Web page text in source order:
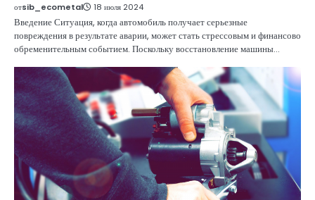
отsib_ecometal 18 июля 2024
Введение Ситуация, когда автомобиль получает серьезные
повреждения в результате аварии, может стать стрессовым и финансово
обременительным событием. Поскольку восстановление машины…